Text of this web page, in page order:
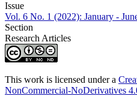
Issue
Vol. 6 No. 1 (2022): January -
Section
Research Articles
This work is licensed under a
NonCommercial-NoDerivatives